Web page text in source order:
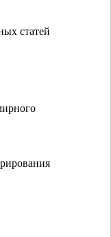
статей